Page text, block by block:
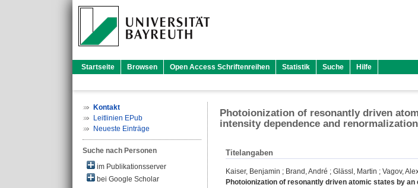
Startseite Browsen Open Access Schriftenreihen Statistik Suche Hilfe
Kontakt
Leitlinien EPub
Neueste Einträge
Suche nach Personen
im Publikationsserver
bei Google Scholar
Photoionization of resonantly driven
intensity dependence and
Titelangaben
Kaiser, Benjamin ; Brand, André ; Glässl, Martin ; Vagov,
Photoionization of resonantly driven atomic states by